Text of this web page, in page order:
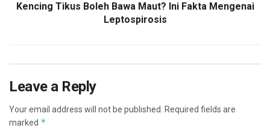
Kencing Tikus Boleh Bawa Maut? Ini Fakta Mengenai
Leptospirosis
Leave a Reply
Your email address will not be published.
Required fields are
marked *